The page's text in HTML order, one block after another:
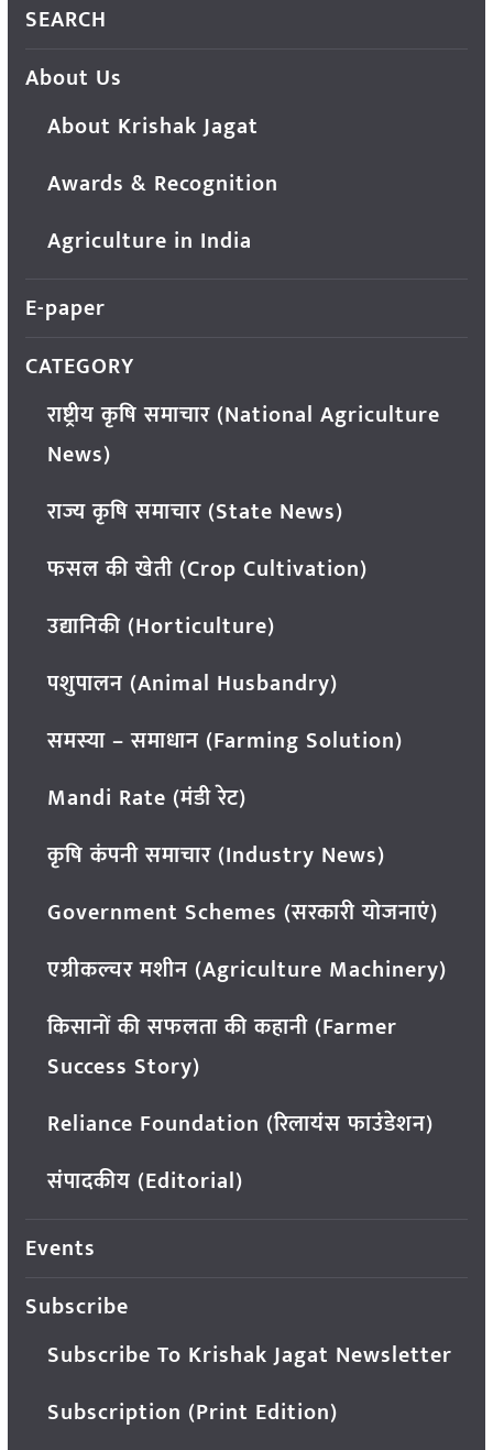
SEARCH
About Us
About Krishak Jagat
Awards & Recognition
Agriculture in India
E-paper
CATEGORY
राष्ट्रीय कृषि समाचार (National Agriculture
News)
राज्य कृषि समाचार (State News)
फसल की खेती (Crop Cultivation)
उद्यानिकी (Horticulture)
पशुपालन (Animal Husbandry)
समस्या – समाधान (Farming Solution)
Mandi Rate (मंडी रेट)
कृषि कंपनी समाचार (Industry News)
Government Schemes (सरकारी योजनाएं)
एग्रीकल्चर मशीन (Agriculture Machinery)
किसानों की सफलता की कहानी (Farmer
Success Story)
Reliance Foundation (रिलायंस फाउंडेशन)
संपादकीय (Editorial)
Events
Subscribe
Subscribe To Krishak Jagat Newsletter
Subscription (Print Edition)